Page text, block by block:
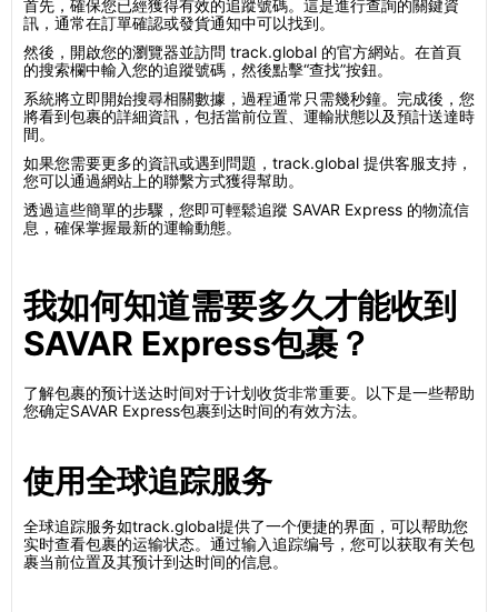
首先，確保您已經獲得有效的追蹤號碼。這是進行查詢的關鍵資
訊，通常在訂單確認或發貨通知中可以找到。
然後，開啟您的瀏覽器並訪問 track.global 的官方網站。在首頁
的搜索欄中輸入您的追蹤號碼，然後點擊“查找”按鈕。
系統將立即開始搜尋相關數據，過程通常只需幾秒鐘。完成後，您
將看到包裹的詳細資訊，包括當前位置、運輸狀態以及預計送達時
間。
如果您需要更多的資訊或遇到問題，track.global 提供客服支持，
您可以通過網站上的聯繫方式獲得幫助。
透過這些簡單的步驟，您即可輕鬆追蹤 SAVAR Express 的物流信
息，確保掌握最新的運輸動態。
我如何知道需要多久才能收到
SAVAR Express包裹？
了解包裹的预计送达时间对于计划收货非常重要。以下是一些帮助
您确定SAVAR Express包裹到达时间的有效方法。
使用全球追踪服务
全球追踪服务如track.global提供了一个便捷的界面，可以帮助您
实时查看包裹的运输状态。通过输入追踪编号，您可以获取有关包
裹当前位置及其预计到达时间的信息。